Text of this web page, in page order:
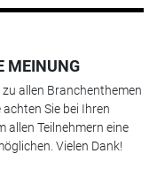
MEINUNG
allen Branchenthemen
Sie bei Ihren
allen Teilnehmern eine
Vielen Dank!